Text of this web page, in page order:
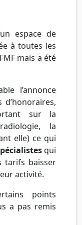
espace de
à toutes les
mais a été
l’annonce
sur la
la
elle) ce qui
qui
tarifs baisser
activité.
points
a pas remis